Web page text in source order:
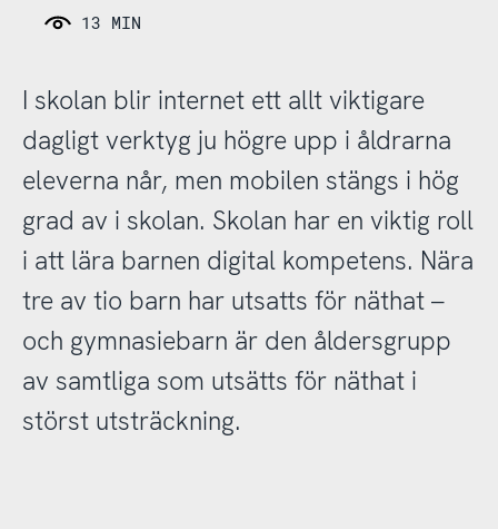
13 MIN
I skolan blir internet ett allt viktigare
dagligt verktyg ju högre upp i åldrarna
eleverna når, men mobilen stängs i hög
grad av i skolan. Skolan har en viktig roll
i att lära barnen digital kompetens. Nära
tre av tio barn har utsatts för näthat –
och gymnasiebarn är den åldersgrupp
av samtliga som utsätts för näthat i
störst utsträckning.